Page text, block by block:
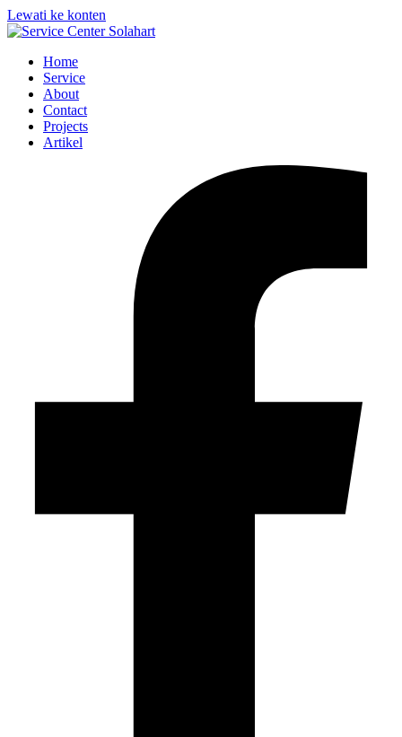
Lewati ke konten
Home
Service
About
Contact
Projects
Artikel